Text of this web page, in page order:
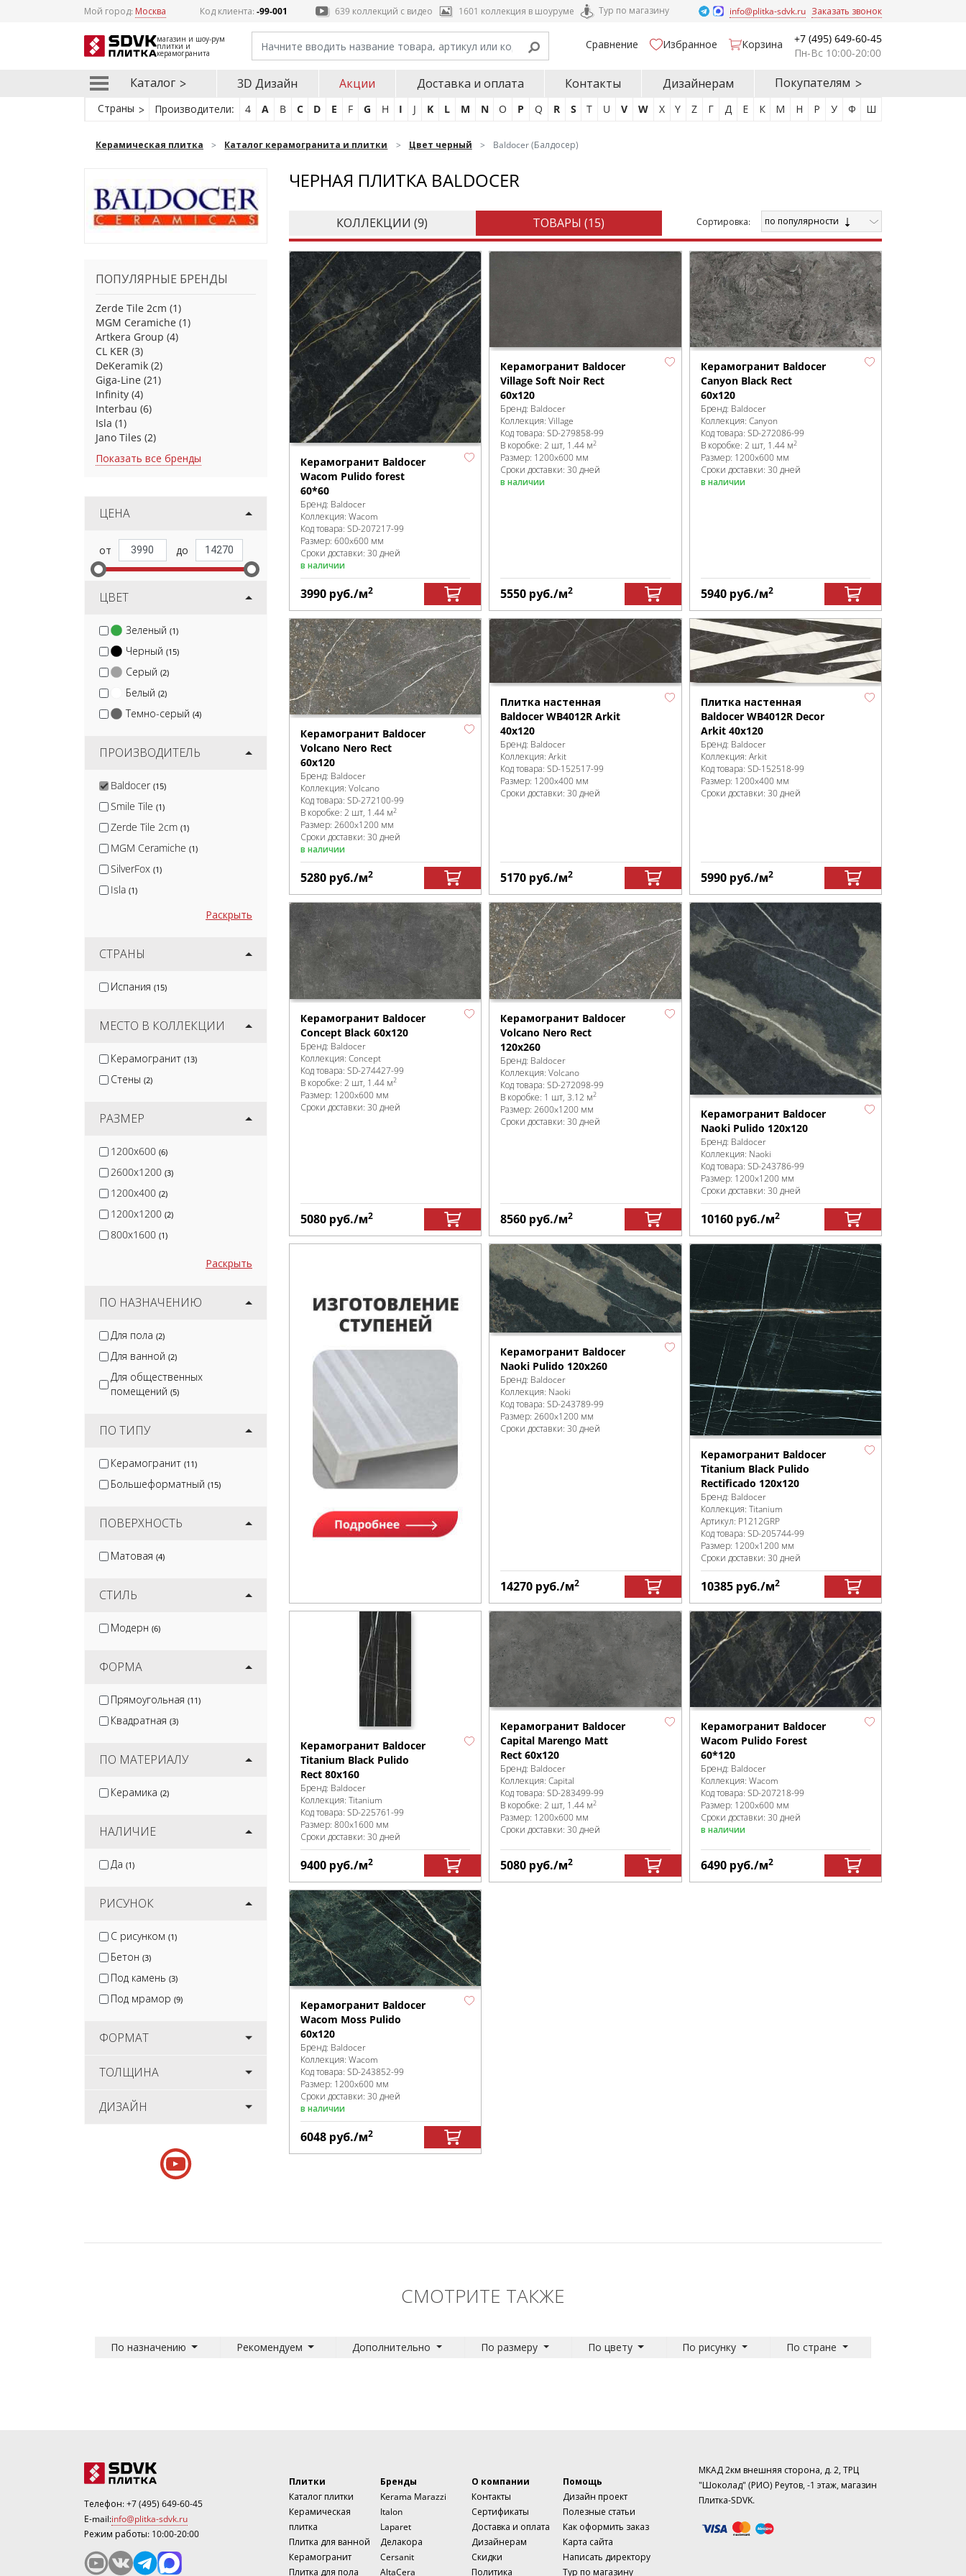
Мой город: Москва Код клиента: -99-001 639 коллекций с видео 1601 коллекция в шоуруме Тур по магазину info@plitka-sdvk.ru Заказать звонок
магазин и шоу-рум
плитки и
керамогранита
Сравнение Избранное Корзина
+7 (495) 649-60-45
Пн-Вс 10:00-20:00
Каталог 3D Дизайн Акции Доставка и оплата Контакты Дизайнерам Покупателям
Страны Производители: 4 A B C D E F G H I J K L M N O P Q R S T U V W X Y Z Г Д Е К М Н Р У Ф Ш
Керамическая плитка Каталог керамогранита и плитки Цвет черный Baldocer (Балдосер)
ПОПУЛЯРНЫЕ БРЕНДЫ
Zerde Tile 2cm (1)
MGM Ceramiche (1)
Artkera Group (4)
CL KER (3)
DeKeramik (2)
Giga-Line (21)
Infinity (4)
Interbau (6)
Isla (1)
Jano Tiles (2)
Показать все бренды
ЦЕНА
ЦВЕТ
Зеленый (1)
Черный (15)
Серый (2)
Белый (2)
Темно-серый (4)
ПРОИЗВОДИТЕЛЬ
Baldocer (15)
Smile Tile (1)
Zerde Tile 2cm (1)
MGM Ceramiche (1)
SilverFox (1)
Isla (1)
Protiles
Kirovit
Раскрыть
СТРАНЫ
Испания (15)
МЕСТО В КОЛЛЕКЦИИ
Керамогранит (13)
Стены (2)
РАЗМЕР
1200x600 (6)
2600x1200 (3)
1200x400 (2)
1200x1200 (2)
800x1600 (1)
Раскрыть
ПО НАЗНАЧЕНИЮ
Для пола (2)
Для ванной (2)
Для общественных
помещений (5)
ПО ТИПУ
Керамогранит (11)
Большеформатный (15)
ПОВЕРХНОСТЬ
Матовая (4)
СТИЛЬ
Модерн (6)
ФОРМА
Прямоугольная (11)
Квадратная (3)
ПО МАТЕРИАЛУ
Керамика (2)
НАЛИЧИЕ
Да (1)
РИСУНОК
С рисунком (1)
Бетон (3)
Под камень (3)
Под мрамор (9)
ФОРМАТ
ТОЛЩИНА
ДИЗАЙН
ЧЕРНАЯ ПЛИТКА BALDOCER
КОЛЛЕКЦИИ (9) ТОВАРЫ (15) Cортировка: по популярности
Керамогранит Baldocer
Wacom Pulido forest
60*60
Бренд: Baldocer
Коллекция: Wacom
Код товара: SD-207217-99
Размер: 600x600 мм
Сроки доставки: 30 дней
в наличии
3990 руб./м2
Керамогранит Baldocer
Village Soft Noir Rect
60x120
Бренд: Baldocer
Коллекция:Village
Код товара:SD-279858-99
В коробке:2 шт, 1.44 м2
Размер: 1200x600 мм
Сроки доставки: 30 дней
в наличии
5550 руб./м2
Керамогранит Baldocer
Canyon Black Rect
60x120
Бренд: Baldocer
Коллекция: Canyon
Код товара: SD-272086-99
В коробке: 2 шт, 1.44 м2
Размер: 1200x600 мм
Сроки доставки: 30 дней
в наличии
5940 руб./м2
Керамогранит Baldocer
Volcano Nero Rect
60x120
Бренд: Baldocer
Коллекция: Volcano
Код товара: SD-272100-99
В коробке: 2 шт, 1.44 м2
Размер: 2600x1200 мм
Сроки доставки: 30 дней
в наличии
5280 руб./м2
Плитка настенная
Baldocer WB4012R Arkit
40x120
Бренд: Baldocer
Коллекция:Arkit
Код товара:SD-152517-99
Размер: 1200x400 мм
Сроки доставки: 30 дней
5170 руб./м2
Плитка настенная
Baldocer WB4012R Decor
Arkit 40x120
Бренд: Baldocer
Коллекция: Arkit
Код товара: SD-152518-99
Размер: 1200x400 мм
Сроки доставки: 30 дней
5990 руб./м2
Керамогранит Baldocer
Concept Black 60x120
Бренд: Baldocer
Коллекция: Concept
Код товара: SD-274427-99
В коробке: 2 шт, 1.44 м2
Размер: 1200x600 мм
Сроки доставки: 30 дней
5080 руб./м2
Керамогранит Baldocer
Volcano Nero Rect
120x260
Бренд: Baldocer
Коллекция:Volcano
Код товара:SD-272098-99
В коробке: 1 шт, 3.12 м2
Размер:2600x1200 мм
Сроки доставки: 30 дней
8560 руб./м2
Керамогранит Baldocer
Naoki Pulido 120x120
Бренд: Baldocer
Коллекция: Naoki
Код товара: SD-243786-99
Размер: 1200x1200 мм
Сроки доставки: 30 дней
10160 руб./м2
Керамогранит Baldocer
Naoki Pulido 120x260
Бренд: Baldocer
Коллекция: Naoki
Код товара:SD-243789-99
Размер:2600x1200 мм
Сроки доставки: 30 дней
14270 руб./м2
Керамогранит Baldocer
Titanium Black Pulido
Rectificado 120x120
Бренд: Baldocer
Коллекция: Titanium
Артикул: P1212GRP
Код товара: SD-205744-99
Размер: 1200x1200 мм
Сроки доставки: 30 дней
10385 руб./м2
Керамогранит Baldocer
Titanium Black Pulido
Rect 80x160
Бренд: Baldocer
Коллекция: Titanium
Код товара: SD-225761-99
Размер: 800x1600 мм
Сроки доставки: 30 дней
9400 руб./м2
Керамогранит Baldocer
Capital Marengo Matt
Rect 60x120
Бренд: Baldocer
Коллекция:Capital
Код товара:SD-283499-99
В коробке:2 шт, 1.44 м2
Размер: 1200x600 мм
Сроки доставки: 30 дней
5080 руб./м2
Керамогранит Baldocer
Wacom Pulido Forest
60*120
Бренд: Baldocer
Коллекция: Wacom
Код товара: SD-207218-99
Размер: 1200x600 мм
Сроки доставки: 30 дней
в наличии
6490 руб./м2
Керамогранит Baldocer
Wacom Moss Pulido
60x120
Бренд: Baldocer
Коллекция: Wacom
Код товара: SD-243852-99
Размер: 1200x600 мм
Сроки доставки: 30 дней
в наличии
6048 руб./м2
СМОТРИТЕ ТАКЖЕ
По назначению Рекомендуем Дополнительно По размеру По цвету По рисунку По стране
Телефон:+7 (495) 649-60-45
E-mail:info@plitka-sdvk.ru
Режим работы: 10:00-20:00
Плитки
Каталог плитки
Керамическая
плитка
Плитка для ванной
Керамогранит
Плитка для пола
Бренды
Kerama Marazzi
Italon
Laparet
Делакора
Cersanit
AltaCera
О компании
Контакты
Сертификаты
Доставка и оплата
Дизайнерам
Скидки
Политика
Помощь
Дизайн проект
Полезные статьи
Как оформить заказ
Карта сайта
Написать директору
Тур по магазину
МКАД 2км внешняя сторона, д. 2, ТРЦ
"Шоколад" (РИО) Реутов, -1 этаж, магазин
Плитка-SDVK.